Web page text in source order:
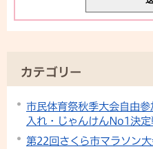
カテゴリー
市民体育祭秋季大会自由
入れ・じゃんけんNo1決定
第22回さくら市マラソン